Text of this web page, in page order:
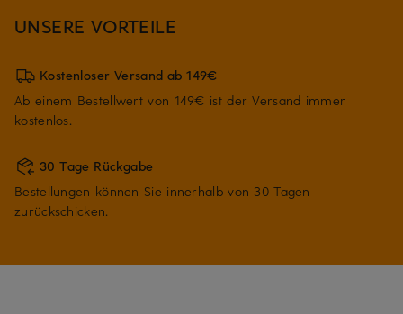
UNSERE VORTEILE
Kostenloser Versand ab 149€
Ab einem Bestellwert von 149€ ist der Versand immer
kostenlos.
30 Tage Rückgabe
Bestellungen können Sie innerhalb von 30 Tagen
zurückschicken.